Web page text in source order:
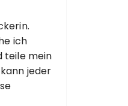
ich
teile mein
jeder